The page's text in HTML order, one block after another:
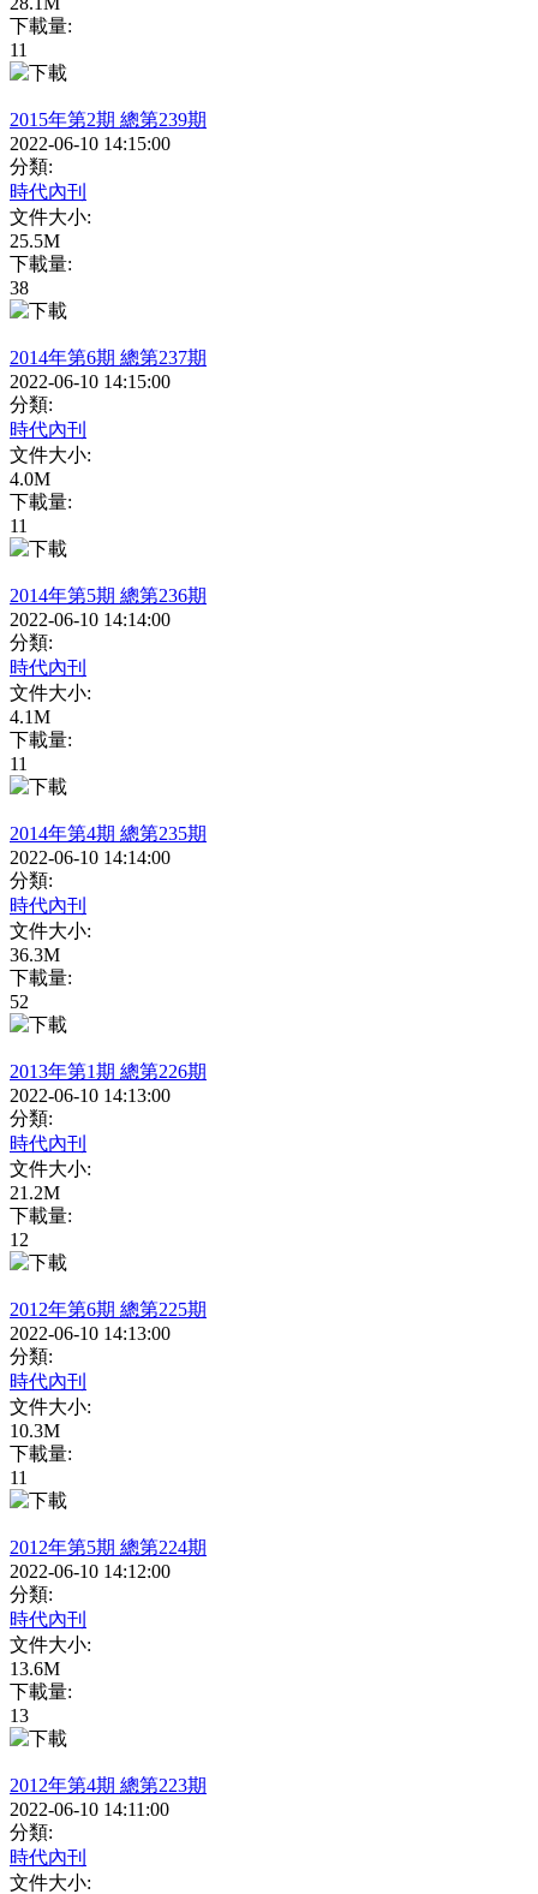
下載量:
11
2015年第2期 總第239期
2022-06-10 14:15:00
分類:
時代內刊
文件大小:
25.5M
下載量:
38
2014年第6期 總第237期
2022-06-10 14:15:00
分類:
時代內刊
文件大小:
4.0M
下載量:
11
2014年第5期 總第236期
2022-06-10 14:14:00
分類:
時代內刊
文件大小:
4.1M
下載量:
11
2014年第4期 總第235期
2022-06-10 14:14:00
分類:
時代內刊
文件大小:
36.3M
下載量:
52
2013年第1期 總第226期
2022-06-10 14:13:00
分類:
時代內刊
文件大小:
21.2M
下載量:
12
2012年第6期 總第225期
2022-06-10 14:13:00
分類:
時代內刊
文件大小:
10.3M
下載量:
11
2012年第5期 總第224期
2022-06-10 14:12:00
分類:
時代內刊
文件大小:
13.6M
下載量:
13
2012年第4期 總第223期
2022-06-10 14:11:00
分類:
時代內刊
文件大小: